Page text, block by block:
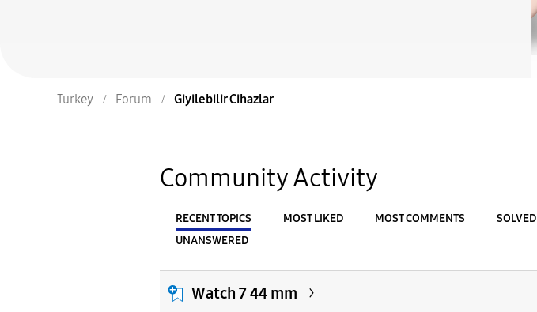
Turkey Forum Giyilebilir Cihazlar
Community Activity
RECENT TOPICS MOST LIKED MOST COMMENTS
SOLVED
UNANSWERED
From To
Watch 7 44 mm